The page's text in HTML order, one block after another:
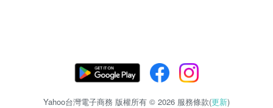
Yahoo台灣電子商務 版權所有 © 2026 服務條款(更新)